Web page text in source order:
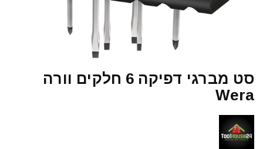
סט מברגי דפיקה 6 חלקים וורה
Wera